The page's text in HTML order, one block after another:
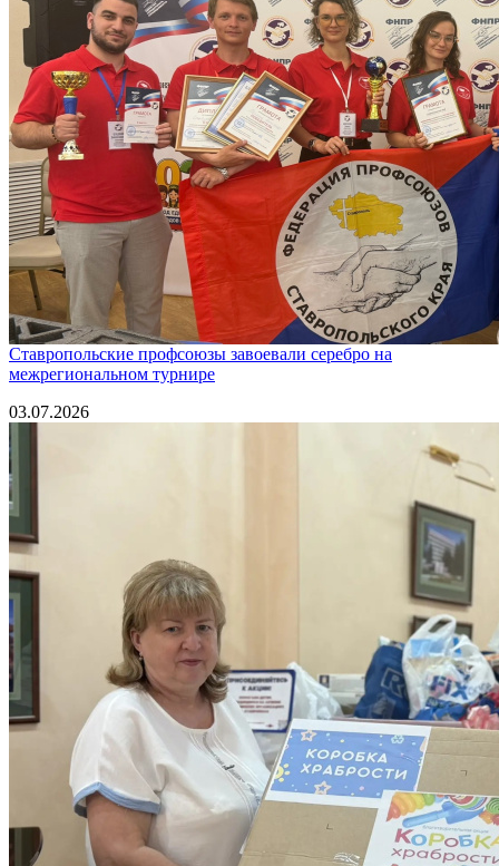
Ставропольские профсоюзы завоевали серебро на
межрегиональном турнире
03.07.2026